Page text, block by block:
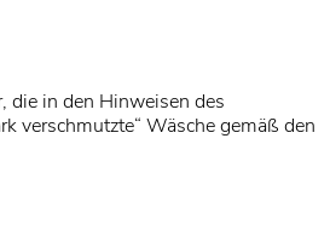
die in den Hinweisen des
verschmutzte“ Wäsche gemäß den